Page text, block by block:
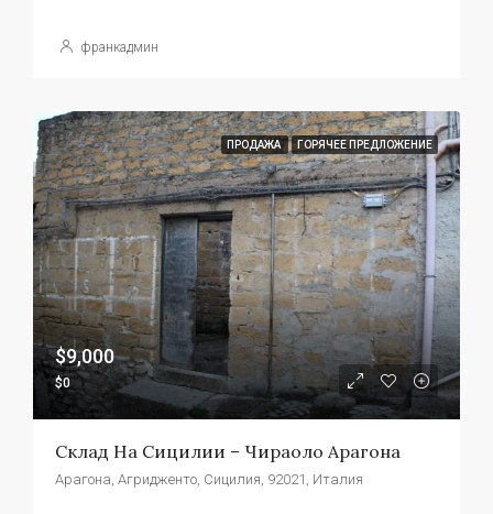
франкадмин
ПРОДАЖА ГОРЯЧЕЕ ПРЕДЛОЖЕНИЕ
$9,000
$0
Склад На Сицилии – Чираоло Арагона
Арагона, Агридженто, Сицилия, 92021, Италия